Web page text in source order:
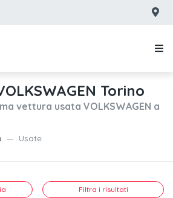
Torino
vettura usata VOLKSWAGEN a
Usate
Filtra i risultati